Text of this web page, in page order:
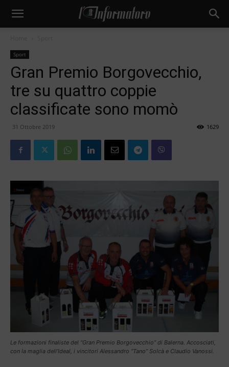
Sport
Gran Premio Borgovecchio,
tre su quattro coppie
classificate sono momò
31 Ottobre 2019 1629
Le formazioni finaliste del “Gran Premio Borgovecchio” di Balerna. Accosciati,
con la maglia dell’Ideal, i vincitori Alessandro “Tano” Solcà e Claudio Vanossi.